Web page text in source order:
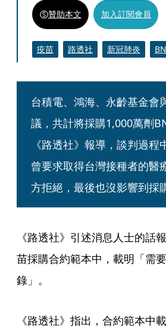
贊助本文 加入訂閱會員
疫苗 路透社 新冠肺炎
台積電、鴻海、永齡基金會
議，共計將採購1,000萬劑
《路透社》報導，談判過程
曾要求取得台灣接種者的醫
方拒絕，最後也沒影響到採
《路透社》引述消息人士的話
苗採購合約範本中，載明「需
錄」。
《路透社》指出，合約範本中